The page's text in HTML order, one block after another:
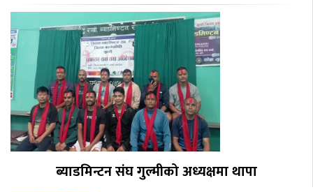
ब्याडमिन्टन संघ गुल्मीको अध्यक्षमा थापा